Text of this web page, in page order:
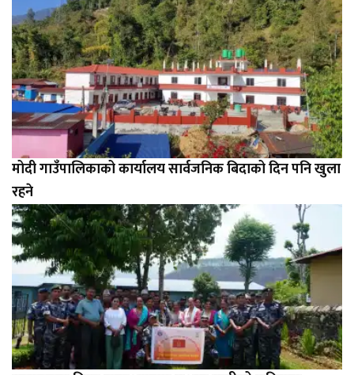
मोदी गाउँपालिकाको कार्यालय सार्वजनिक बिदाको दिन पनि खुला
रहने